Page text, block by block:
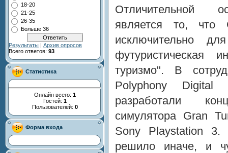
18-20
21-25
26-35
Больше 36
Результаты | Архив опросов
Всего ответов: 93
Статистика
Онлайн всего: 1
Гостей: 1
Пользователей: 0
Форма входа
Отличительной
является то, что
исключительно
футуристическая
туризмо". В
Polyphony Digital
разработали
симулятора Gran
Sony Playstation 3.
решило иначе, и